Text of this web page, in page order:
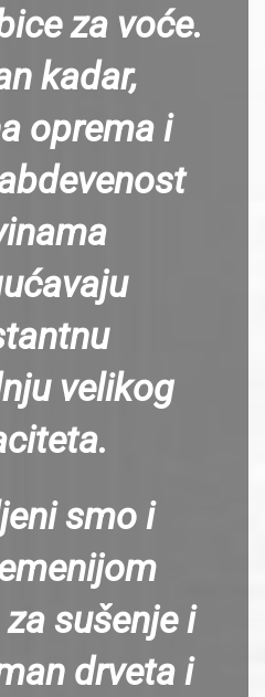
za voće.
kadar,
oprema i
velikog
smo i
sušenje i
drveta i